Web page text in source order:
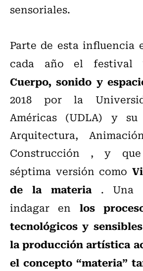
sensoriales.
Parte de esta influencia
cada año el festival
Cuerpo, sonido y
2018 por la
Américas (UDLA) y
Arquitectura,
Construcción , y
séptima versión como
de la materia. Una
indagar en los
tecnológicos y
la producción artística
el concepto “materia”